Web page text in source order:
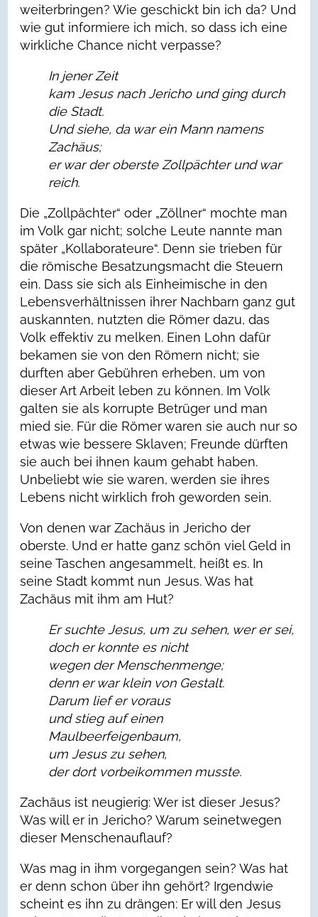
weiterbringen? Wie geschickt bin ich da? Und
wie gut informiere ich mich, so dass ich eine
wirkliche Chance nicht verpasse?
In jener Zeit
kam Jesus nach Jericho und ging durch
die Stadt.
Und siehe, da war ein Mann namens
Zachäus;
er war der oberste Zollpächter und war
reich.
Die „Zollpächter“ oder „Zöllner“ mochte man
im Volk gar nicht; solche Leute nannte man
später „Kollaborateure“. Denn sie trieben für
die römische Besatzungsmacht die Steuern
ein. Dass sie sich als Einheimische in den
Lebensverhältnissen ihrer Nachbarn ganz gut
auskannten, nutzten die Römer dazu, das
Volk effektiv zu melken. Einen Lohn dafür
bekamen sie von den Römern nicht; sie
durften aber Gebühren erheben, um von
dieser Art Arbeit leben zu können. Im Volk
galten sie als korrupte Betrüger und man
mied sie. Für die Römer waren sie auch nur so
etwas wie bessere Sklaven; Freunde dürften
sie auch bei ihnen kaum gehabt haben.
Unbeliebt wie sie waren, werden sie ihres
Lebens nicht wirklich froh geworden sein.
Von denen war Zachäus in Jericho der
oberste. Und er hatte ganz schön viel Geld in
seine Taschen angesammelt, heißt es. In
seine Stadt kommt nun Jesus. Was hat
Zachäus mit ihm am Hut?
Er suchte Jesus, um zu sehen, wer er sei,
doch er konnte es nicht
wegen der Menschenmenge;
denn er war klein von Gestalt.
Darum lief er voraus
und stieg auf einen
Maulbeerfeigenbaum,
um Jesus zu sehen,
der dort vorbeikommen musste.
Zachäus ist neugierig: Wer ist dieser Jesus?
Was will er in Jericho? Warum seinetwegen
dieser Menschenauflauf?
Was mag in ihm vorgegangen sein? Was hat
er denn schon über ihn gehört? Irgendwie
scheint es ihn zu drängen: Er will den Jesus